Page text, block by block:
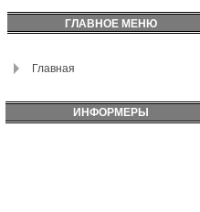
ГЛАВНОЕ МЕНЮ
Главная
ИНФОРМЕРЫ